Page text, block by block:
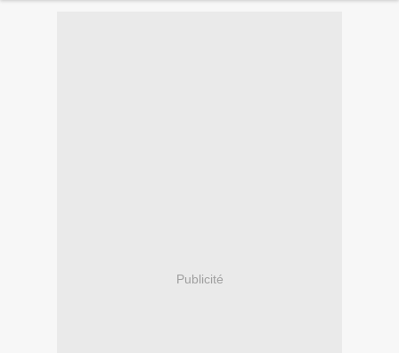
Publicité